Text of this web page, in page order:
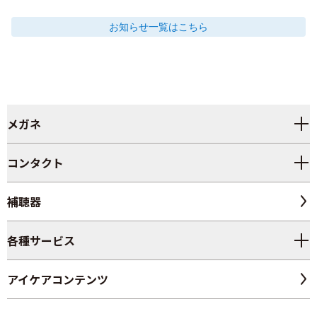
お知らせ一覧はこちら
メガネ
コンタクト
補聴器
各種サービス
アイケアコンテンツ